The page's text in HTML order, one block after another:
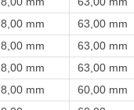
8,00 mm 63,00 mm
8,00 mm 63,00 mm
8,00 mm 63,00 mm
8,00 mm 60,00 mm